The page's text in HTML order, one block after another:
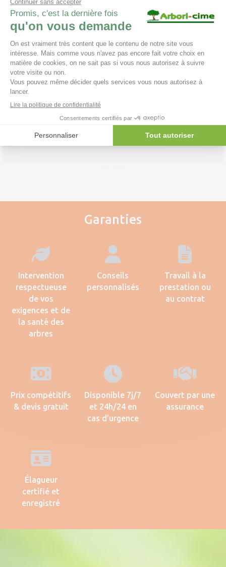
Dessouchage & broyage
Cette intervention élimine les souches d’arbres après
abattage.
Plus d'infos »
Garanties
Intervention
respectueuse
de vos
exigences et de
la santé des
arbres
Conseils
personnalisés
Travail à la
prestation ou
au contrat
Prix compétitifs
& devis gratuit
Disponible 7j/7
et 24h/24 en
cas d’urgence
Couvert par une
assurance
Élagueur
certifié et
enregistré